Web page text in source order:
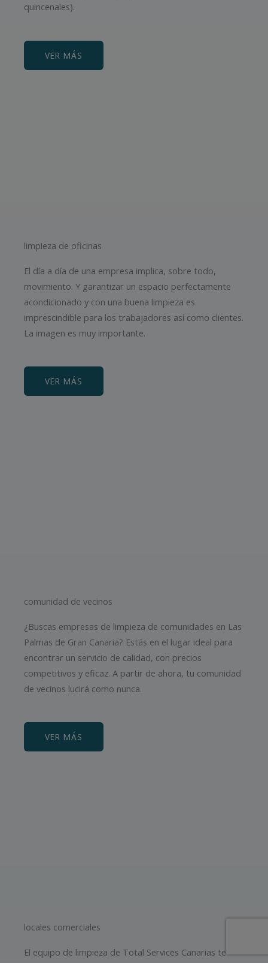
quincenales).
VER MÁS
limpieza de oficinas
El día a día de una empresa implica, sobre todo,
movimiento. Y garantizar un espacio perfectamente
acondicionado y con una buena limpieza es
imprescindible para los trabajadores así como clientes.
La imagen es muy importante.
VER MÁS
comunidad de vecinos
¿Buscas empresas de limpieza de comunidades en Las
Palmas de Gran Canaria? Estás en el lugar ideal para
encontrar un servicio de calidad, con precios
competitivos y eficaz. A partir de ahora, tu comunidad
de vecinos lucirá como nunca.
VER MÁS
locales comerciales
El equipo de limpieza de Total Services Canarias te